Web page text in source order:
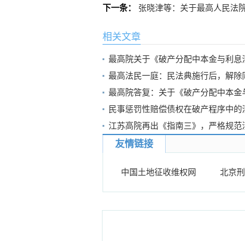
下一条： 张晓津等：关于最高人民法
相关文章
最高院关于《破产分配中本金与利
最高法民一庭：民法典施行后，解
最高院答复：关于《破产分配中本
民事惩罚性赔偿债权在破产程序中的
江苏高院再出《指南三》，严格规
友情链接
中国土地征收维权网 北京